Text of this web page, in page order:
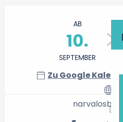
AB
10.
SEPTEMBER
Zu Google